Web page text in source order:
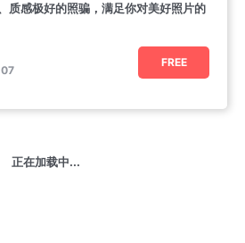
质感极好的照骗，满足你对美好照片的
FREE
正在加载中...